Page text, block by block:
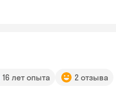
16 лет опыта 2 отзыва